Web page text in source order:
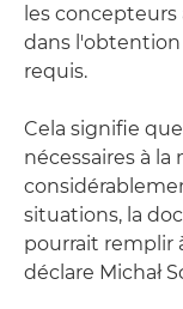
les
dans l'obtention
requis.
Cela signifie
nécessaires à
situations, la
pourrait remplir
déclare Michał